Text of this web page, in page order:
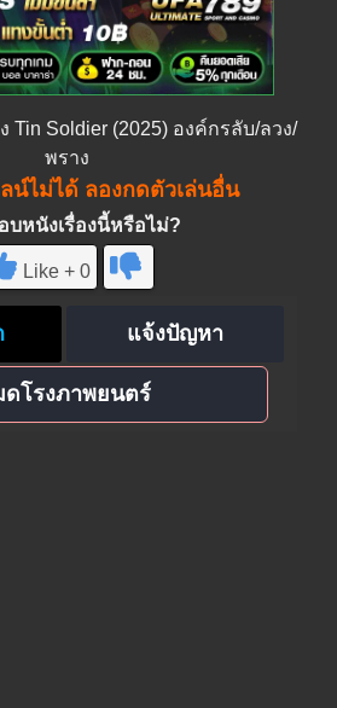
ง Tin Soldier (2025) องค์กรลับ/ลวง/
พราง
น์ไม่ได้ ลองกดตัวเล่นอื่น
หนังเรื่องนี้หรือไม่?
Like + 0
แจ้งปัญหา
ดโรงภาพยนตร์